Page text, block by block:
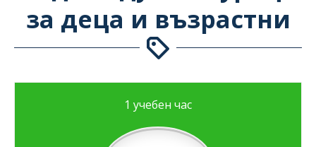
за деца и възрастни
1 учебен час